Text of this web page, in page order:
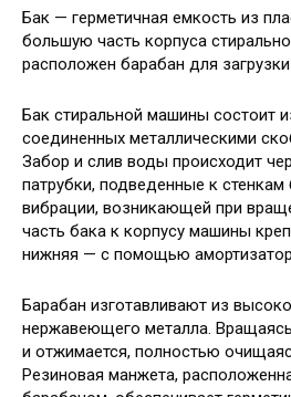
Бак — герметичная емкость из
большую часть корпуса
расположен барабан для
Бак стиральной машины состоит
соединенных металлическими
Забор и слив воды происходит
патрубки, подведенные к
вибрации, возникающей при
часть бака к корпусу машины
нижняя — с помощью
Барабан изготавливают из
нержавеющего металла.
и отжимается, полностью
Резиновая манжета,